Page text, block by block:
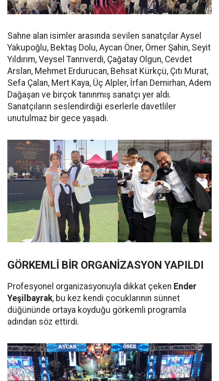
Sahne alan isimler arasında sevilen sanatçılar Aysel
Yakupoğlu, Bektaş Dolu, Aycan Öner, Ömer Şahin, Seyit
Yıldırım, Veysel Tanrıverdi, Çağatay Olgun, Cevdet
Arslan, Mehmet Erdurucan, Behsat Kürkçü, Çıtı Murat,
Sefa Çalan, Mert Kaya, Üç Alpler, İrfan Demirhan, Adem
Dağaşan ve birçok tanınmış sanatçı yer aldı.
Sanatçıların seslendirdiği eserlerle davetliler
unutulmaz bir gece yaşadı.
GÖRKEMLİ BİR ORGANİZASYON YAPILDI
Profesyonel organizasyonuyla dikkat çeken Ender
Yeşilbayrak, bu kez kendi çocuklarının sünnet
düğününde ortaya koyduğu görkemli programla
adından söz ettirdi.